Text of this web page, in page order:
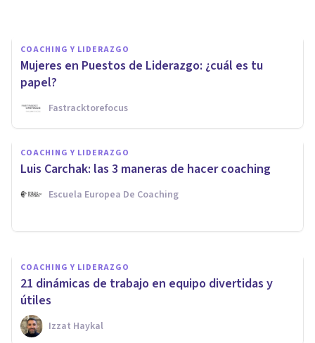
COACHING Y LIDERAZGO
Mujeres en Puestos de Liderazgo: ¿cuál es tu
papel?
Fastracktorefocus
COACHING Y LIDERAZGO
Luis Carchak: las 3 maneras de hacer coaching
Escuela Europea De Coaching
5 habilidades de liderazgo
básicas para dirigir un equipo
COACHING Y LIDERAZGO
21 dinámicas de trabajo en equipo divertidas y
útiles
Izzat Haykal